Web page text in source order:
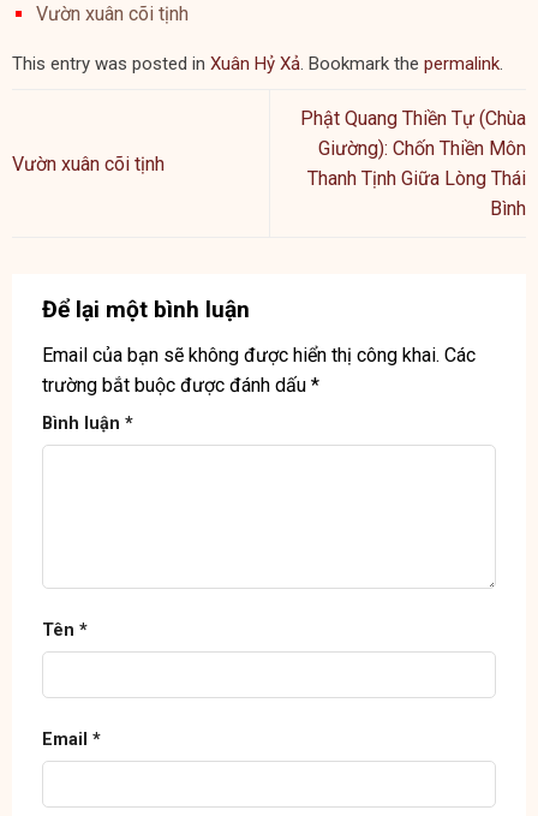
Vườn xuân cõi tịnh
This entry was posted in Xuân Hỷ Xả. Bookmark the permalink.
Vườn xuân cõi tịnh
Phật Quang Thiền Tự (Chùa
Giường): Chốn Thiền Môn
Thanh Tịnh Giữa Lòng Thái
Bình
Để lại một bình luận
Email của bạn sẽ không được hiển thị công khai. Các
trường bắt buộc được đánh dấu *
Bình luận *
Tên *
Email *